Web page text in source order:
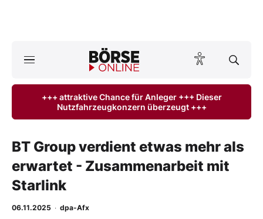
ktuelle Ausgabe BÖRSE ONLINE lesen
Finanz-Check
+++ attraktive Chance für Anleger +++ Dieser
Nutzfahrzeugkonzern überzeugt +++
BT Group verdient etwas mehr als
erwartet - Zusammenarbeit mit
Starlink
06.11.2025 · dpa-Afx